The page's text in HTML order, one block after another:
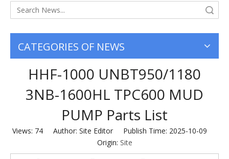
CATEGORIES OF NEWS
HHF-1000 UNBT950/1180
3NB-1600HL TPC600 MUD
PUMP Parts List
Views: 74Author: Site Editor Publish Time: 2025-10-09
Origin: Site